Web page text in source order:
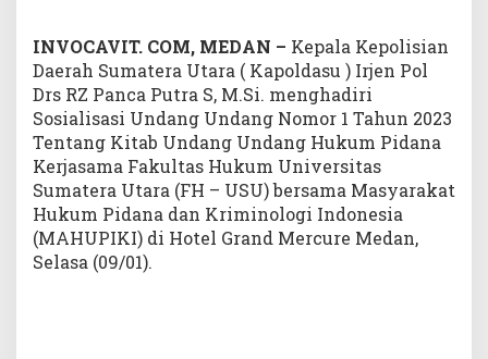
s
i
k
a
n
U
U
N
o
T
INVOCAVIT. COM, MEDAN – Kepala Kepolisian
Daerah Sumatera Utara ( Kapoldasu ) Irjen Pol
Drs RZ Panca Putra S, M.Si. menghadiri
Sosialisasi Undang Undang Nomor 1 Tahun 2023
Tentang Kitab Undang Undang Hukum Pidana
Kerjasama Fakultas Hukum Universitas
Sumatera Utara (FH – USU) bersama Masyarakat
Hukum Pidana dan Kriminologi Indonesia
(MAHUPIKI) di Hotel Grand Mercure Medan,
Selasa (09/01).